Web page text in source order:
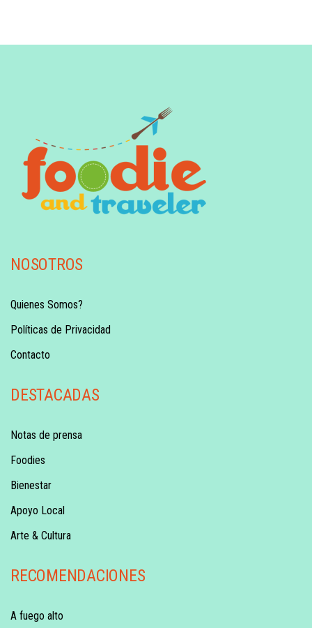
NOSOTROS
Quienes Somos?
Políticas de Privacidad
Contacto
DESTACADAS
Notas de prensa
Foodies
Bienestar
Apoyo Local
Arte & Cultura
RECOMENDACIONES
A fuego alto